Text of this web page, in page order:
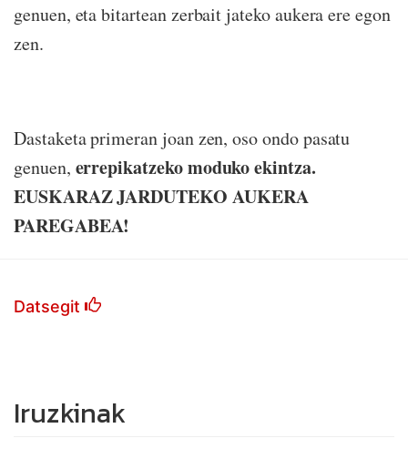
genuen, eta bitartean zerbait jateko aukera ere egon
zen.
Dastaketa primeran joan zen, oso ondo pasatu
genuen, errepikatzeko moduko ekintza.
EUSKARAZ JARDUTEKO AUKERA
PAREGABEA!
Datsegit
Iruzkinak